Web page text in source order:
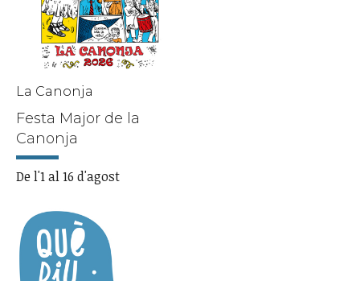
La Canonja
Festa Major de la
Canonja
De l'1 al 16 d'agost